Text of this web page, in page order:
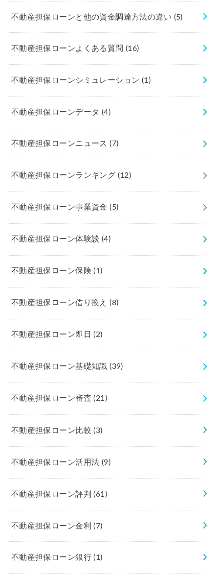
不動産担保ローンと他の資金調達方法の違い (5)
不動産担保ローンよくある質問(16)
不動産担保ローンシミュレーション (1)
不動産担保ローンデータ (4)
不動産担保ローンニュース(7)
不動産担保ローンランキング (12)
不動産担保ローン事業資金(5)
不動産担保ローン体験談 (4)
不動産担保ローン保険(1)
不動産担保ローン借り換え(8)
不動産担保ローン即日(2)
不動産担保ローン基礎知識(39)
不動産担保ローン審査(21)
不動産担保ローン比較(3)
不動産担保ローン活用法 (9)
不動産担保ローン評判(61)
不動産担保ローン金利(7)
不動産担保ローン銀行(1)